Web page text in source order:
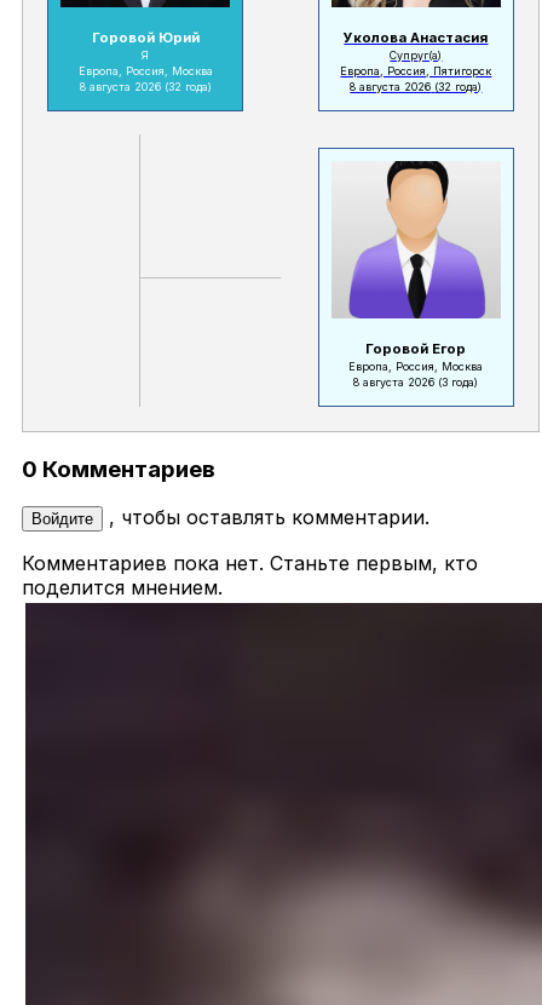
Горовой Юрий
Я
Европа, Россия, Москва
8 августа 2026 (32 года)
Уколова Анастасия
Супруг(а)
Европа, Россия, Пятигорск
8 августа 2026 (32 года)
Горовой Егор
Европа, Россия, Москва
8 августа 2026 (3 года)
0 Комментариев
Войдите
, чтобы оставлять комментарии.
Комментариев пока нет. Станьте первым, кто
поделится мнением.